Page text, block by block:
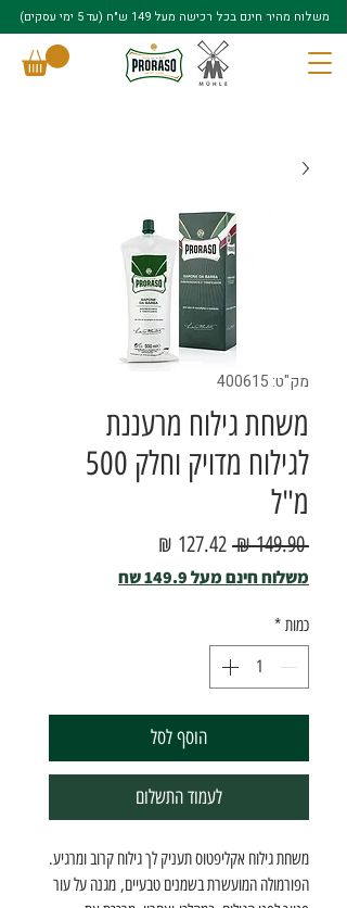
משלוח מהיר חינם בכל רכישה מעל 149 ש"ח (עד 5 ימי עסקים)
מק"ט: 400615
משחת גילוח מרעננת
לגילוח מדויק וחלק 500
מ"ל
‏149.90 ‏₪
מחיר
רגיל
מבצע
משלוח חינם מעל 149.9 שח
כמות *
הוסף לסל
לעמוד התשלום
משחת גילוח אקליפטוס תעניק לך גילוח קרוב ומרגיע.
הפורמולה המועשרת בשמנים טבעיים, מגנה על עור